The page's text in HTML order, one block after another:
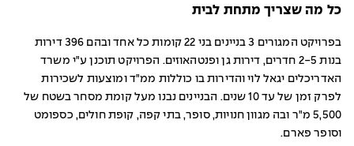
כל מה שצריך מתחת לבית
בפרויקט המגורים 3 בניינים בני 22 קומות כל אחד ובהם 396 דירות
בנות 2-5 חדרים, דירות גן ופנטהאוזים. הפרויקט תוכנן ע"י משרד
האדריכלים יגאל לוי והדירות בו כוללות ממ"ד ומוצעות לשכירות
לפרק זמן של עד 10 שנים. הבניינים נבנו מעל קומת מסחר בשטח של
5,500 מ"ר ובה מגוון חנויות, סופר, בתי קפה, קופת חולים, כספומט
וסופר פארם.